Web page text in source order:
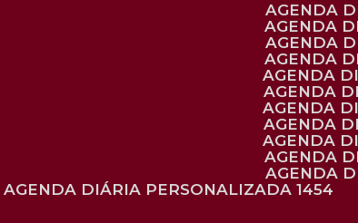
AGENDA
AGENDA
AGENDA
AGENDA
AGENDA
AGENDA
AGENDA
AGENDA
AGENDA
AGENDA
AGENDA
AGENDA DIÁRIA PERSONALIZADA 1454